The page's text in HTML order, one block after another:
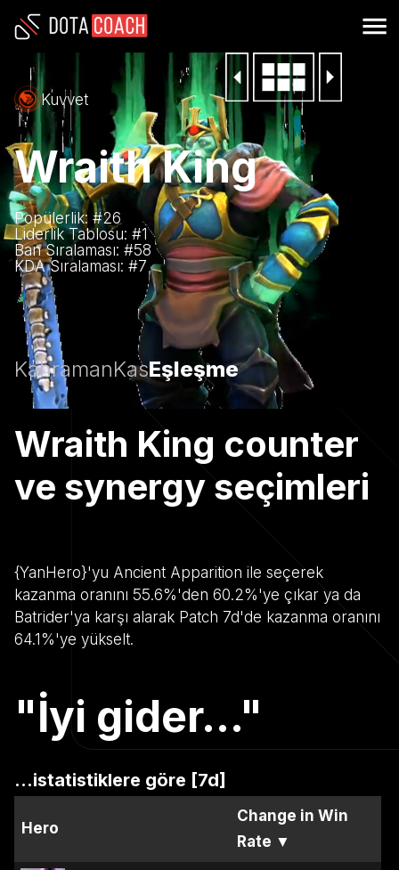
Kuvvet
Wraith King
Popülerlik: #26
Liderlik Tablosu: #1
Ban Sıralaması: #58
KDA Sıralaması: #7
KahramanKasEşleşme
Wraith King counter
ve synergy seçimleri
{YanHero}'yu Ancient Apparition ile seçerek
kazanma oranını 55.6%'den 60.2%'ye çıkar ya da
Batrider'ya karşı alarak Patch 7d'de kazanma oranını
64.1%'ye yükselt.
"İyi gider..."
...istatistiklere göre [7d]
Hero
Change in Win
Rate ▼